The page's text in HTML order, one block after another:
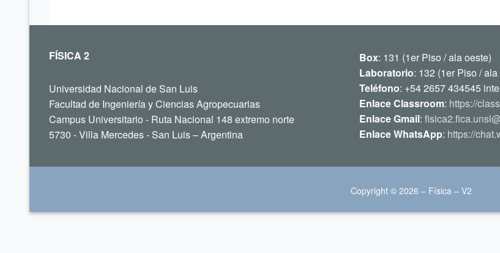
FÍSICA 2
Universidad Nacional de San Luis
Facultad de Ingeniería y Ciencias Agropecuarias
Campus Universitario - Ruta Nacional 148 extremo norte
5730 - Villa Mercedes - San Luis – Argentina
Box: 131 (1er Piso / ala oeste)
Laboratorio: 132 (1er Piso /
Teléfono: +54 2657 434545
Enlace Classroom: https://
Enlace Gmail:
Enlace WhatsApp: https://
Copyright © 2026 – Física – V2